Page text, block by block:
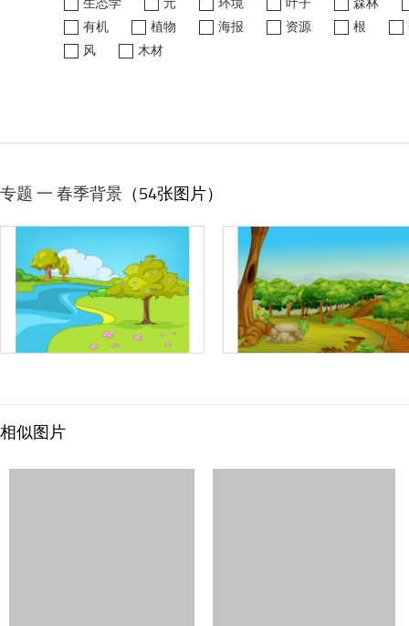
生态学
元 环境 叶子
森林
有机
植物 海报 资源 根
风
木材
专题 一 春季背景 （54张图片）
相似图片